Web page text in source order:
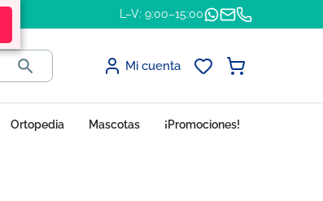
L–V: 9:00–15:00
 Mi cuenta
Ortopedia Mascotas ¡Promociones!